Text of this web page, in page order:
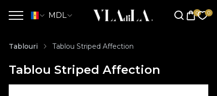
MDL
Tablouri Tablou Striped Affection
Tablou Striped Affection